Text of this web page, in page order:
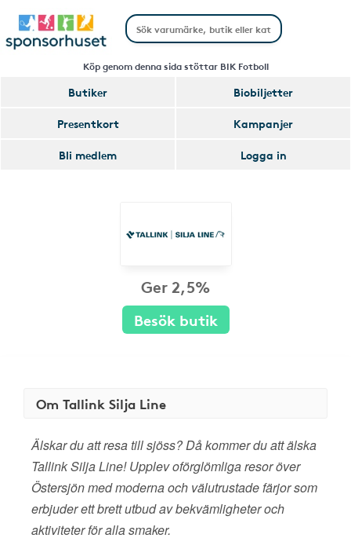
Köp genom denna sida stöttar BIK Fotboll
Butiker
Biobiljetter
Presentkort
Kampanjer
Bli medlem
Logga in
Ger 2,5%
Besök butik
Om Tallink Silja Line
Älskar du att resa till sjöss? Då kommer du att älska
Tallink Silja Line! Upplev oförglömliga resor över
Östersjön med moderna och välutrustade färjor som
erbjuder ett brett utbud av bekvämligheter och
aktiviteter för alla smaker.